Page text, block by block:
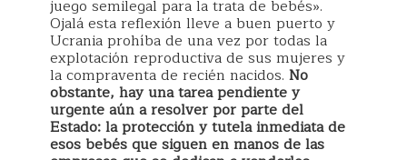
juego semilegal para la trata de bebés».
Ojalá esta reflexión lleve a buen puerto y
Ucrania prohíba de una vez por todas la
explotación reproductiva de sus mujeres y
la compraventa de recién nacidos. No
obstante, hay una tarea pendiente y
urgente aún a resolver por parte del
Estado: la protección y tutela inmediata de
esos bebés que siguen en manos de las